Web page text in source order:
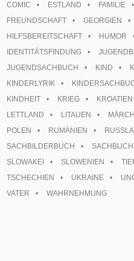
COMIC
ESTLAND
FAMILIE
FREUNDSCHAFT
GEORGIEN
HILFSBEREITSCHAFT
HUMOR
IDENTITÄTSFINDUNG
JUGENDSACHBUCH
KIND
KINDERLYRIK
KINDHEIT
KRIEG KROATIEN
LETTLAND
LITAUEN
POLEN
RUMÄNIEN
SACHBILDERBUCH
SACHBUCH
SLOWAKEI
SLOWENIEN
TSCHECHIEN
UKRAINE
VATER
WAHRNEHMUNG